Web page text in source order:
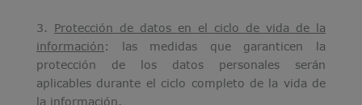
3. Protección de datos en el ciclo de vida de la
información: las medidas que garanticen la
protección de los datos personales serán
aplicables durante el ciclo completo de la vida de
la información.